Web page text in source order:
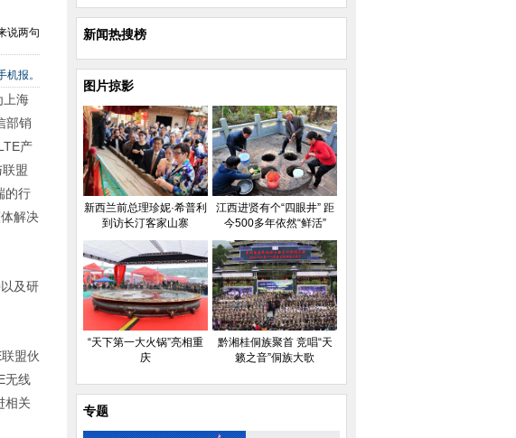
说两句
报。
上海
部销
产
盟
的行
解决
及研
盟伙
无线
相关
新闻热搜榜
图片掠影
新西兰前总理珍妮·希普利
到访长汀客家山寨
江西进贤有个“四眼井” 距
今500多年依然“鲜活”
“天下第一大火锅”亮相重
庆
黔湘桂侗族聚首 竞唱“天
籁之音”侗族大歌
专题